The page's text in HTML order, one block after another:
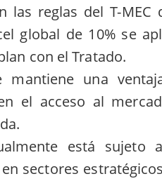
las reglas del T-MEC
global de 10% se
con el Tratado.
mantiene una
el acceso al
está sujeto
en sectores